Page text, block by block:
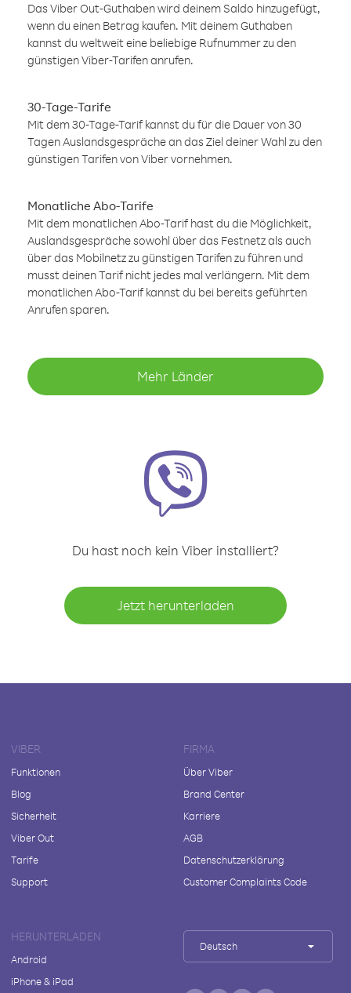
Das Viber Out-Guthaben wird deinem Saldo hinzugefügt,
wenn du einen Betrag kaufen. Mit deinem Guthaben
kannst du weltweit eine beliebige Rufnummer zu den
günstigen Viber-Tarifen anrufen.
30-Tage-Tarife
Mit dem 30-Tage-Tarif kannst du für die Dauer von 30
Tagen Auslandsgespräche an das Ziel deiner Wahl zu den
günstigen Tarifen von Viber vornehmen.
Monatliche Abo-Tarife
Mit dem monatlichen Abo-Tarif hast du die Möglichkeit,
Auslandsgespräche sowohl über das Festnetz als auch
über das Mobilnetz zu günstigen Tarifen zu führen und
musst deinen Tarif nicht jedes mal verlängern. Mit dem
monatlichen Abo-Tarif kannst du bei bereits geführten
Anrufen sparen.
Mehr Länder
Du hast noch kein Viber installiert?
Jetzt herunterladen
VIBER
Funktionen
Blog
Sicherheit
Viber Out
Tarife
Support
FIRMA
Über Viber
Brand Center
Karriere
AGB
Datenschutzerklärung
Customer Complaints Code
HERUNTERLADEN
Android
iPhone & iPad
Deutsch